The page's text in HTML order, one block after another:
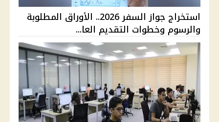
استخراج جواز السفر 2026.. الأوراق المطلوبة
والرسوم وخطوات التقديم العا...